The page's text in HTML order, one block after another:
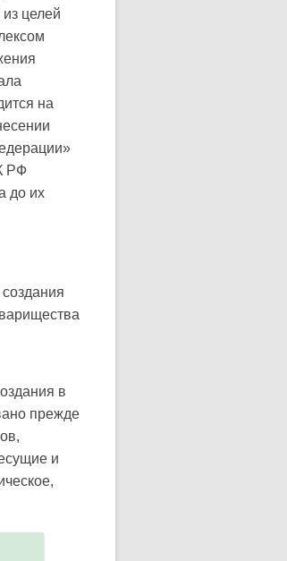
целей
на
РФ
до их
в
прежде
и